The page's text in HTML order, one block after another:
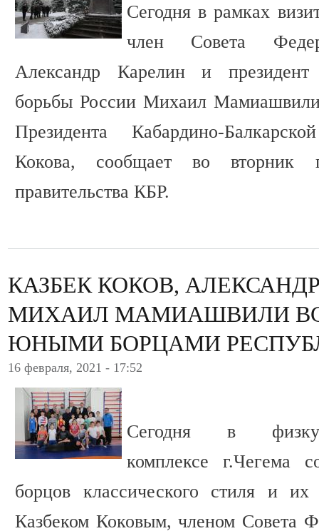
Сегодня в рамках
член Совета
Александр Карелин и президент
борьбы России Михаил Мамиашвили
Президента Кабардино-
Кокова, сообщает во вторник
правительства КБР.
КАЗБЕК КОКОВ,
МИХАИЛ МАМИАШВИЛИ
ЮНЫМИ БОРЦАМИ
16 февраля, 2021 - 17:52
Сегодня в
комплексе г.Чегема
борцов классического стиля и
Казбеком Коковым, членом Совета